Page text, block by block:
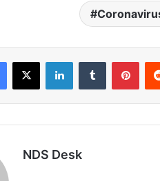
NDS Desk